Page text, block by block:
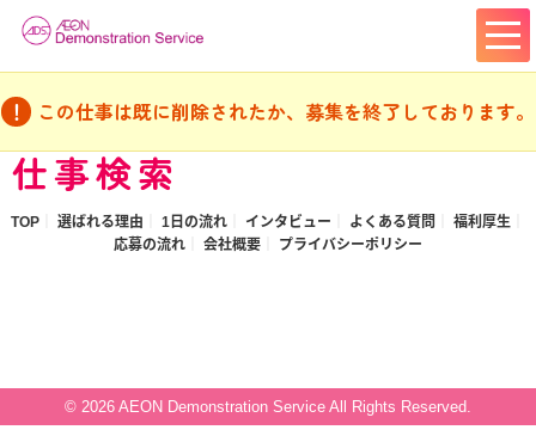
仕事検索
この仕事は既に削除されたか、募集を終了しております。
TOP 選ばれる理由 1日の流れ インタビュー よくある質問
福利厚生
応募の流れ
会社概要 プライバシーポリシー
© 2026 AEON Demonstration Service All Rights Reserved.